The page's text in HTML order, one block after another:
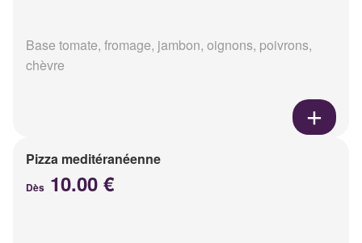
Base tomate, fromage, jambon, oignons, poivrons,
chèvre
Pizza meditéranéenne
Dès 10.00 €